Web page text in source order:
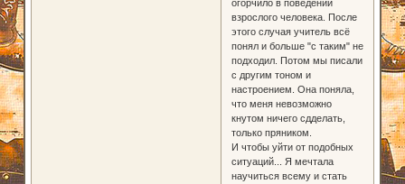
огорчило в поведении
взрослого человека. После
этого случая учитель всё
понял и больше "с таким" не
подходил. Потом мы писали
с другим тоном и
настроением. Она поняла,
что меня невозможно
кнутом ничего сдделать,
только пряником.
И чтобы уйти от подобных
ситуаций... Я мечтала
научиться всему и стать